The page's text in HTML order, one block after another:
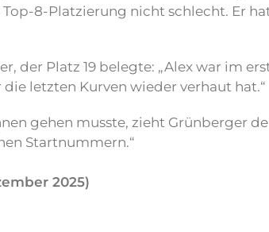
8-Platzierung nicht schlecht. Er
Platz 19 belegte: „Alex war im
letzten Kurven wieder verhaut hat.“
gehen musste, zieht Grünberger
Startnummern.“
2025)